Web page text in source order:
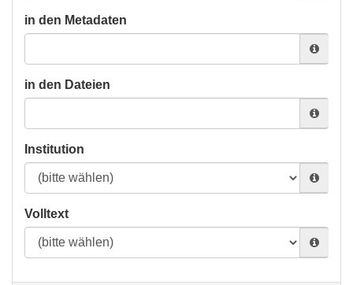
in den Metadaten
in den Dateien
Institution
Volltext